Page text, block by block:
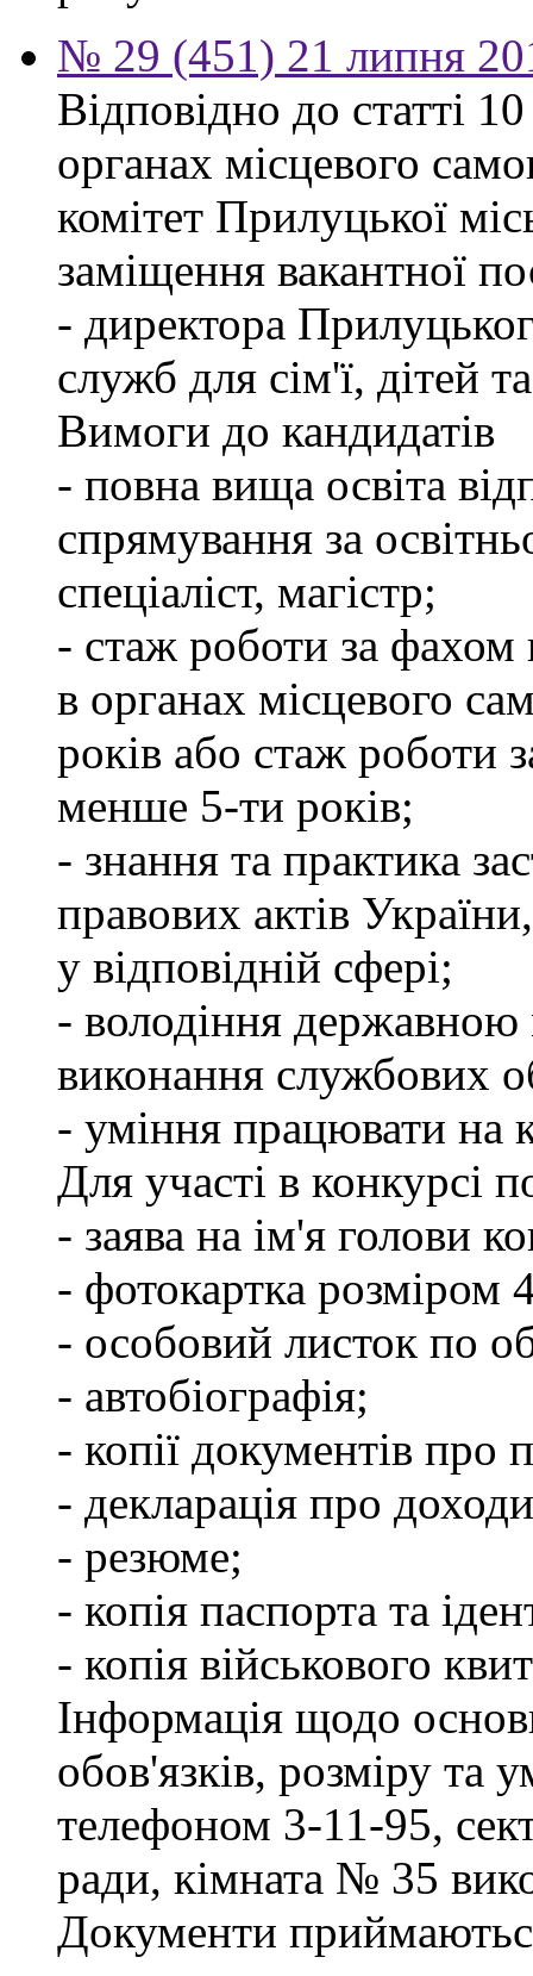
№ 29 (451) 21 липня
Відповідно до статті
органах місцевого
комітет Прилуцької
заміщення вакантної
- директора
служб для сім'ї, дітей
Вимоги до кандидатів
- повна вища освіта
спрямування за
спеціаліст, магістр;
- стаж роботи за фахом
в органах місцевого
років або стаж роботи
менше 5-ти років;
- знання та практика
правових актів
у відповідній сфері;
- володіння державною
виконання службових
- уміння працювати на
Для участі в конкурсі
- заява на ім'я голови
- фотокартка розміром
- особовий листок по
- автобіографія;
- копії документів про
- декларація про
- резюме;
- копія паспорта та
- копія військового
Інформація щодо
обов'язків, розміру та
телефоном 3-11-95,
ради, кімната № 35
Документи